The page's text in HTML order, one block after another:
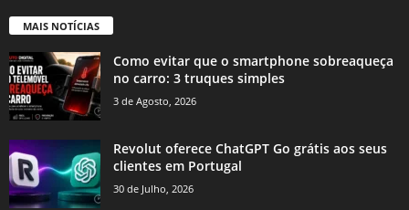
MAIS NOTÍCIAS
Como evitar que o smartphone sobreaqueça
no carro: 3 truques simples
3 de Agosto, 2026
Revolut oferece ChatGPT Go grátis aos seus
clientes em Portugal
30 de Julho, 2026